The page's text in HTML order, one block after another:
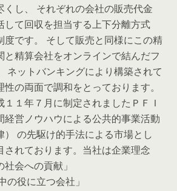
くし、 それぞれの会社の販売代金
して回収を担当する上下分離方式
度です。 そして販売と同様にこの精
と精算会社をオンラインで結んだフ
ネットバンキングにより構築されて
の両面で調和をとっております。
１１年７月に制定されましたＰＦＩ
経営ノウハウによる公共的事業活動
） の先駆け的手法による市場とし
されております。当社は企業理念
会への貢献」
の役に立つ会社」